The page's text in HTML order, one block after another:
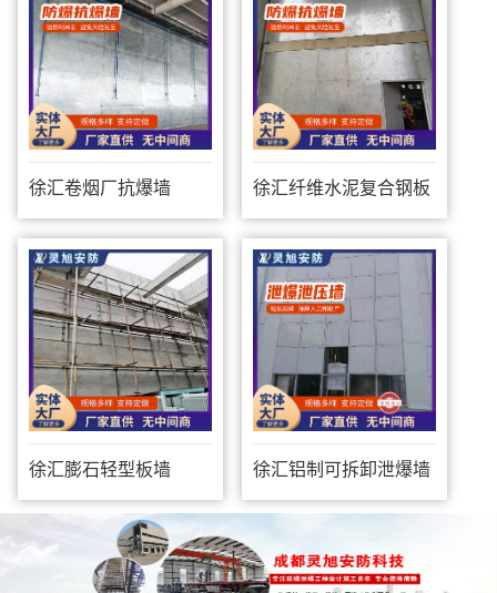
徐汇卷烟厂抗爆墙 徐汇纤维水泥复合钢板
防爆墙
徐汇膨石轻型板墙 徐汇铝制可拆卸泄爆墙